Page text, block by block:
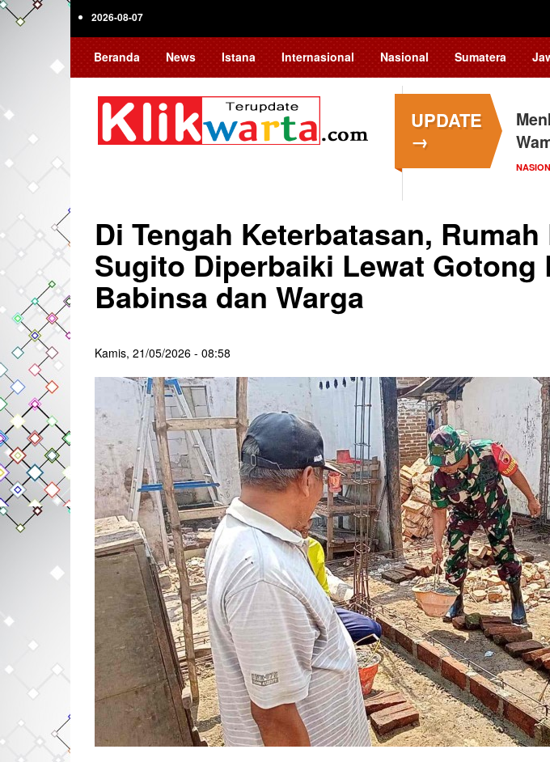
Skip
2026-08-07
Beranda News Istana Internasional Nasional Sumatera
UPDATE
→
Di Tengah Keterbatasan, Rumah
Sugito Diperbaiki Lewat Gotong
Babinsa dan Warga
Kamis, 21/05/2026 - 08:58